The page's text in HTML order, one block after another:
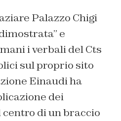
Palazzo Chigi
e
i verbali del Cts
sul proprio sito
Einaudi ha
dei
di un braccio